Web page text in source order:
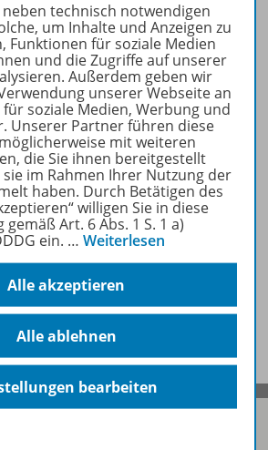
Produkte
Service
technisch notwendigen
um Inhalte und Anzeigen zu
Funktionen für soziale Medien
und die Zugriffe auf unserer
Außerdem geben wir
unserer Webseite an
soziale Medien, Werbung und
Unserer Partner führen diese
mit weiteren
die Sie ihnen bereitgestellt
im Rahmen Ihrer Nutzung der
haben. Durch Betätigen des
willigen Sie in diese
Art. 6 Abs. 1 S. 1 a)
ein. … Weiterlesen
Alle akzeptieren
Alle ablehnen
bearbeiten